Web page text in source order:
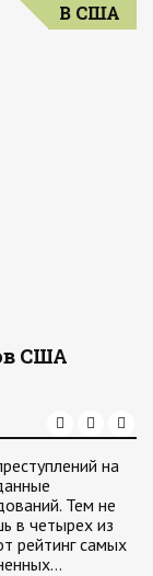
В США
США
на
Тем не
в четырех из
рейтинг самых